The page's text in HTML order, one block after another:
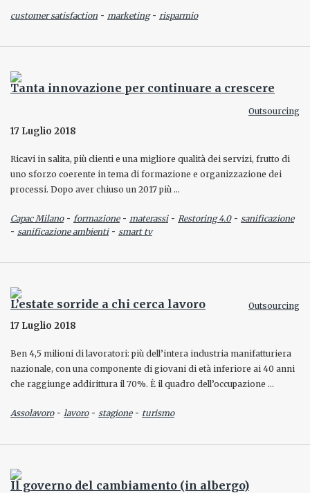
customer satisfaction - marketing- risparmio
Tanta innovazione per continuare a crescere
Outsourcing
17 Luglio 2018
Ricavi in salita, più clienti e una migliore qualità dei servizi, frutto di
uno sforzo coerente in tema di formazione e organizzazione dei
processi. Dopo aver chiuso un 2017 più …
Capac Milano- formazione- materassi- Restoring 4.0- sanificazione
- sanificazione ambienti- smart tv
L’estate sorride a chi cerca lavoro Outsourcing
17 Luglio 2018
Ben 4,5 milioni di lavoratori: più dell’intera industria manifatturiera
nazionale, con una componente di giovani di età inferiore ai 40 anni
che raggiunge addirittura il 70%. È il quadro dell’occupazione …
Assolavoro- lavoro- stagione- turismo
Il governo del cambiamento (in albergo)